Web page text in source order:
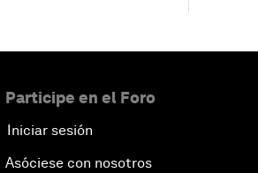
Participe en el Foro
Iniciar sesión
Asóciese con nosotros